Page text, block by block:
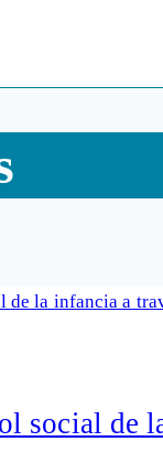
social de